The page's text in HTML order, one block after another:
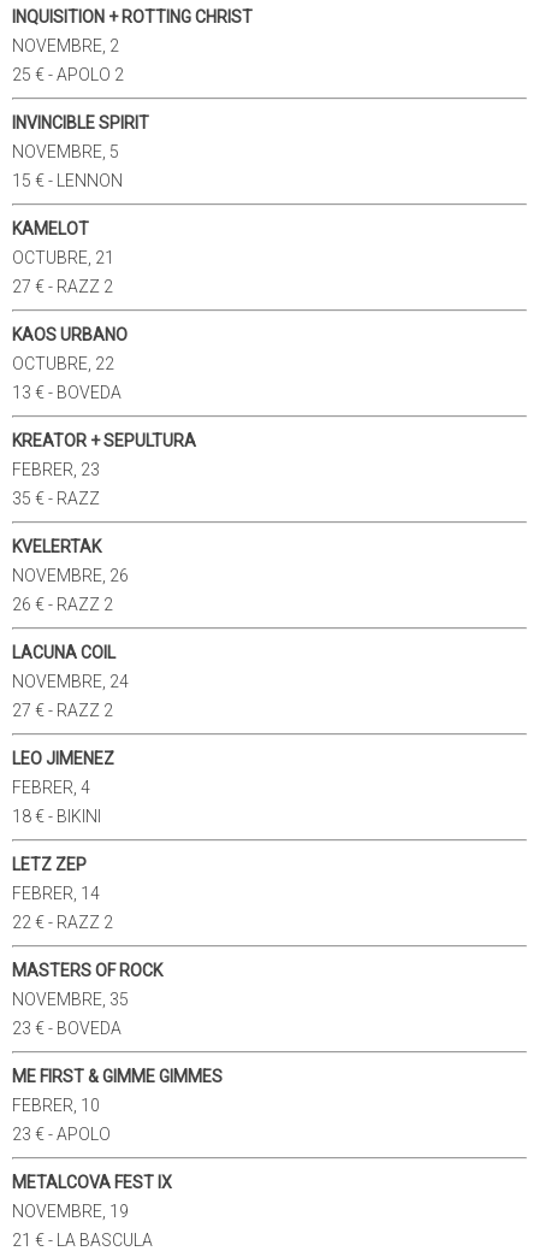
INQUISITION + ROTTING CHRIST
NOVEMBRE, 2
25 € - APOLO 2
INVINCIBLE SPIRIT
NOVEMBRE, 5
15 € - LENNON
KAMELOT
OCTUBRE, 21
27 € - RAZZ 2
KAOS URBANO
OCTUBRE, 22
13 € - BOVEDA
KREATOR + SEPULTURA
FEBRER, 23
35 € - RAZZ
KVELERTAK
NOVEMBRE, 26
26 € - RAZZ 2
LACUNA COIL
NOVEMBRE, 24
27 € - RAZZ 2
LEO JIMENEZ
FEBRER, 4
18 € - BIKINI
LETZ ZEP
FEBRER, 14
22 € - RAZZ 2
MASTERS OF ROCK
NOVEMBRE, 35
23 € - BOVEDA
ME FIRST & GIMME GIMMES
FEBRER, 10
23 € - APOLO
METALCOVA FEST IX
NOVEMBRE, 19
21 € - LA BASCULA